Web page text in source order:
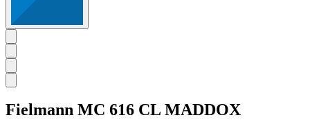
Fielmann MC 616 CL MADDOX